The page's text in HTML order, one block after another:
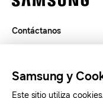
Contáctanos
SAMSUNG.COM
Samsung y
Este sitio utiliza